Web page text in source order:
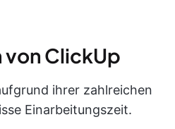
von ClickUp
ihrer zahlreichen
Einarbeitungszeit.